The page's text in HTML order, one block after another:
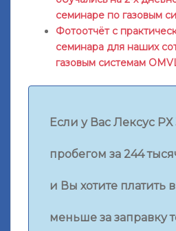
семинаре по газовым
Фотоотчёт с
семинара для наших
газовым системам
Если у Вас Лексус РХ
пробегом за 244
и Вы хотите платить
меньше за заправку